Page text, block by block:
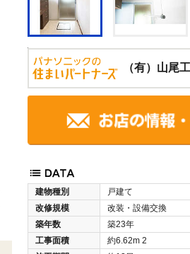
（有）山尾
建物種別
戸建て
改修規模
改装・設備交換
築年数
築23年
工事面積
約6.62m 2